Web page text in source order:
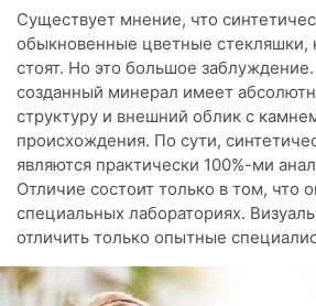
Существует мнение, что
обыкновенные цветные стекляшки,
стоят. Но это большое
созданный минерал имеет
структуру и внешний облик с
происхождения. По сути,
являются практически 100%-ми
Отличие состоит только в том, что
специальных лабораториях.
отличить только опытные